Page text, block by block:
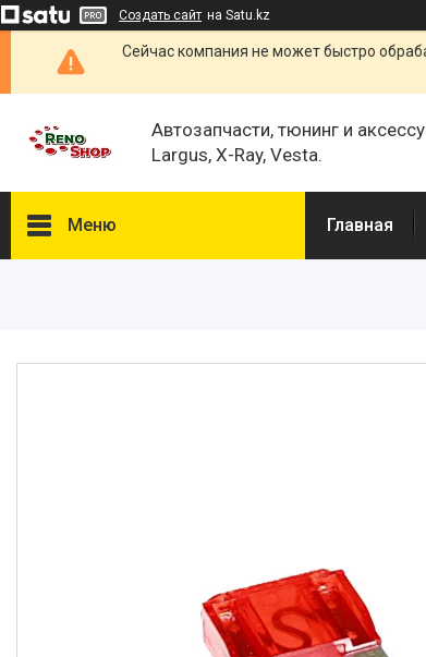
Создать сайт на Satu.kz
Сейчас компания не может быстро
Автозапчасти, тюнинг и
Largus, X-Ray, Vesta.
Меню Главная